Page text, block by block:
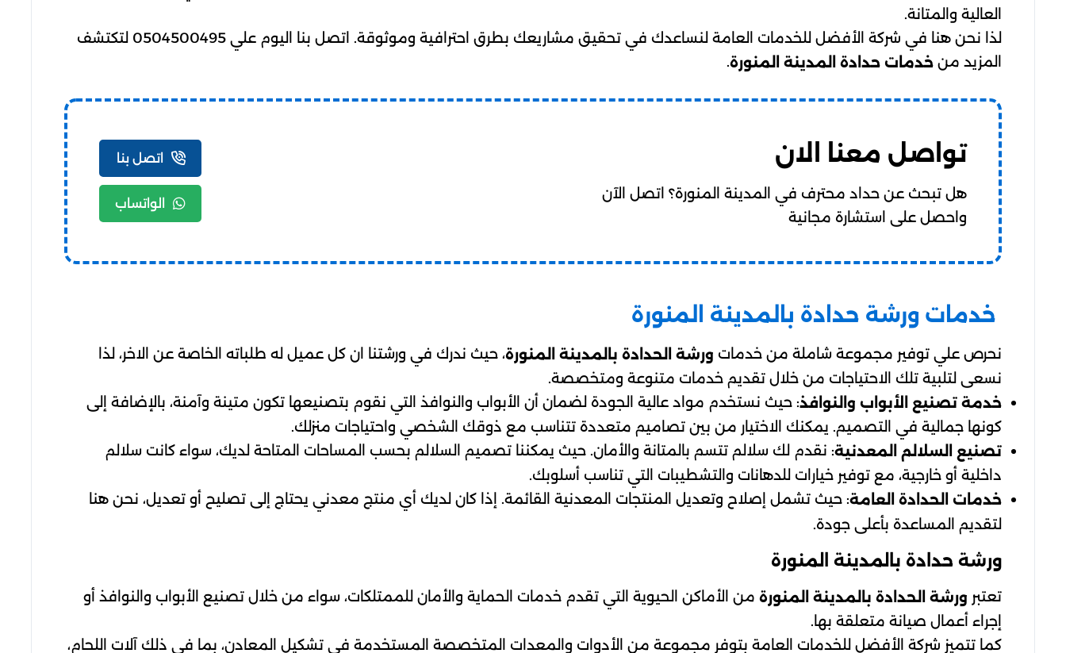
العالية والمتانة.
لذا نحن هنا في شركة الأفضل للخدمات العامة لنساعدك في تحقيق مشاريعك بطرق احترافية وموثوقة. اتصل بنا اليوم علي 0504500495 لتكتشف
المزيد من خدمات حدادة المدينة المنورة.
تواصل معنا الان
هل تبحث عن حداد محترف في المدينة المنورة؟ اتصل الآن
واحصل على استشارة مجانية
اتصل بنا
الواتساب
خدمات ورشة حدادة بالمدينة المنورة
نحرص علي توفير مجموعة شاملة من خدمات ورشة الحدادة بالمدينة المنورة، حيث ندرك في ورشتنا ان كل عميل له طلباته الخاصة عن الاخر، لذا
نسعى لتلبية تلك الاحتياجات من خلال تقديم خدمات متنوعة ومتخصصة.
خدمة تصنيع الأبواب والنوافذ: حيث نستخدم مواد عالية الجودة لضمان أن الأبواب والنوافذ التي نقوم بتصنيعها تكون متينة وآمنة، بالإضافة إلى
كونها جمالية في التصميم. يمكنك الاختيار من بين تصاميم متعددة تتناسب مع ذوقك الشخصي واحتياجات منزلك.
تصنيع السلالم المعدنية: نقدم لك سلالم تتسم بالمتانة والأمان. حيث يمكننا تصميم السلالم بحسب المساحات المتاحة لديك، سواء كانت سلالم
داخلية أو خارجية، مع توفير خيارات للدهانات والتشطيبات التي تناسب أسلوبك.
خدمات الحدادة العامة: حيث تشمل إصلاح وتعديل المنتجات المعدنية القائمة. إذا كان لديك أي منتج معدني يحتاج إلى تصليح أو تعديل، نحن هنا
لتقديم المساعدة بأعلى جودة.
ورشة حدادة بالمدينة المنورة
تعتبر ورشة الحدادة بالمدينة المنورة من الأماكن الحيوية التي تقدم خدمات الحماية والأمان للممتلكات، سواء من خلال تصنيع الأبواب والنوافذ أو
إجراء أعمال صيانة متعلقة بها.
كما تتميز شركة الأفضل للخدمات العامة بتوفر مجموعة من الأدوات والمعدات المتخصصة المستخدمة في تشكيل المعادن، بما في ذلك آلات اللحام،